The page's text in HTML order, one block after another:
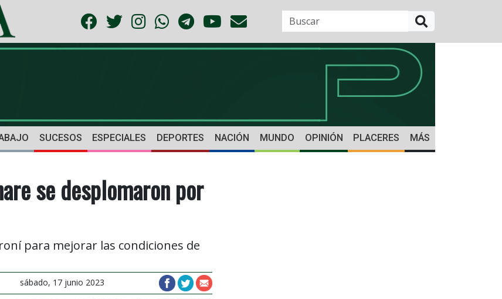
SUCESOS ESPECIALES DEPORTES NACIÓN MUNDO OPINIÓN PLACERES MÁS
se desplomaron por
para mejorar las condiciones de
sábado, 17 junio 2023